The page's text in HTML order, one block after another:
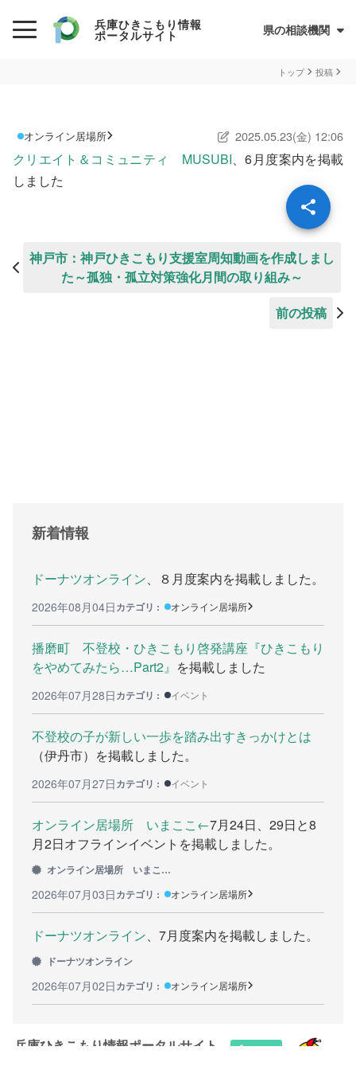
兵庫ひきこもり情報
ポータルサイト 県の相談機関
兵庫県ひきこもり総合支援センター
ひきこもり当事者のためのQ&A集
サイトについて
情報について
お住まいの市町での支援
助成金等の情報
相談する前に
兵庫県ひきこもり総合支援センター
兵庫ひきこもり相談支援センター
カウンセリング機関
働く前に
ボランティアしたい方への情報
就職の相談や情報
学びたい方へ
研修や講座
全寮制の県立フリースクール
トップ 投稿
オンライン居場所 2025.05.23(金) 12:06
クリエイト＆コミュニティ MUSUBI 、6月度案内を掲載
しました
神戸市：神戸ひきこもり支援室周知動画を作成しまし
た～孤独・孤立対策強化月間の取り組み～
前の投稿
新着情報
ドーナツオンライン 、８月度案内を掲載しました。
2026年08月04日カテゴリ : オンライン居場所
播磨町 不登校・ひきこもり啓発講座『ひきこもり
をやめてみたら…Part2』 を掲載しました
2026年07月28日カテゴリ : イベント
不登校の子が新しい一歩を踏み出すきっかけとは
（伊丹市）を掲載しました。
2026年07月27日カテゴリ : イベント
オンライン居場所 いまここ←7月24日、29日と8
月2日オフラインイベントを掲載しました。
オンライン居場所 いまここ←
2026年07月03日カテゴリ : オンライン居場所
ドーナツオンライン 、7月度案内を掲載しました。
ドーナツオンライン
2026年07月02日カテゴリ : オンライン居場所
兵庫ひきこもり情報ポータルサイト